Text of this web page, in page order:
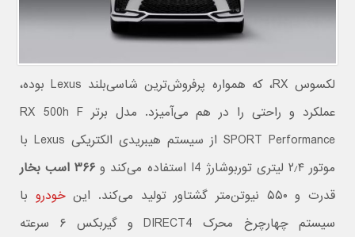
لکسوس RX، که همواره پرفروش‌ترین شاسی‌بلند Lexus بوده،
عملکرد و راحتی را در هم می‌آمیزد. مدل برتر RX 500h F
SPORT Performance از سیستم هیبریدی الکتریکی Lexus با
موتور ۲٫۴ لیتری توربوشارژ I4 استفاده می‌کند و
۳۶۶ اسب بخار
قدرت و ۵۵۰ نیوتن‌متر گشتاور تولید می‌کند. این
خودرو با
سیستم چهارچرخ محرک DIRECT4 و گیربکس ۶ سرعته